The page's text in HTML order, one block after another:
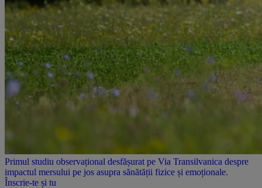
Primul studiu observațional desfășurat pe Via Transilvanica despre
impactul mersului pe jos asupra sănătății fizice și emoționale.
Înscrie-te și tu